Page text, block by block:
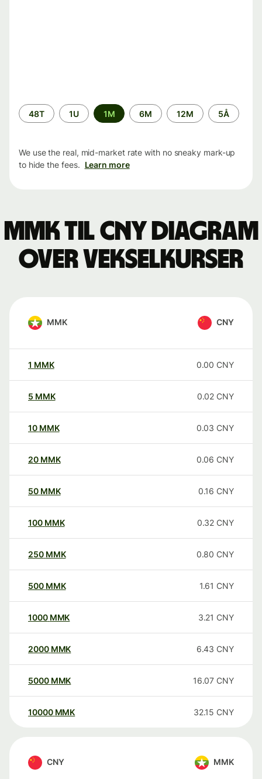
Time
period
48T 1U 1M 6M 12M 5Å
We use the real, mid-market rate with no sneaky mark-up
to hide the fees. Learn more
MMK til CNY Diagram
over vekselkurser
MMK CNY
1 MMK 0.00 CNY
5 MMK 0.02 CNY
10 MMK 0.03 CNY
20 MMK 0.06 CNY
50 MMK 0.16 CNY
100 MMK 0.32 CNY
250 MMK 0.80 CNY
500 MMK 1.61 CNY
1000 MMK 3.21 CNY
2000 MMK 6.43 CNY
5000 MMK 16.07 CNY
10000 MMK 32.15 CNY
CNY MMK